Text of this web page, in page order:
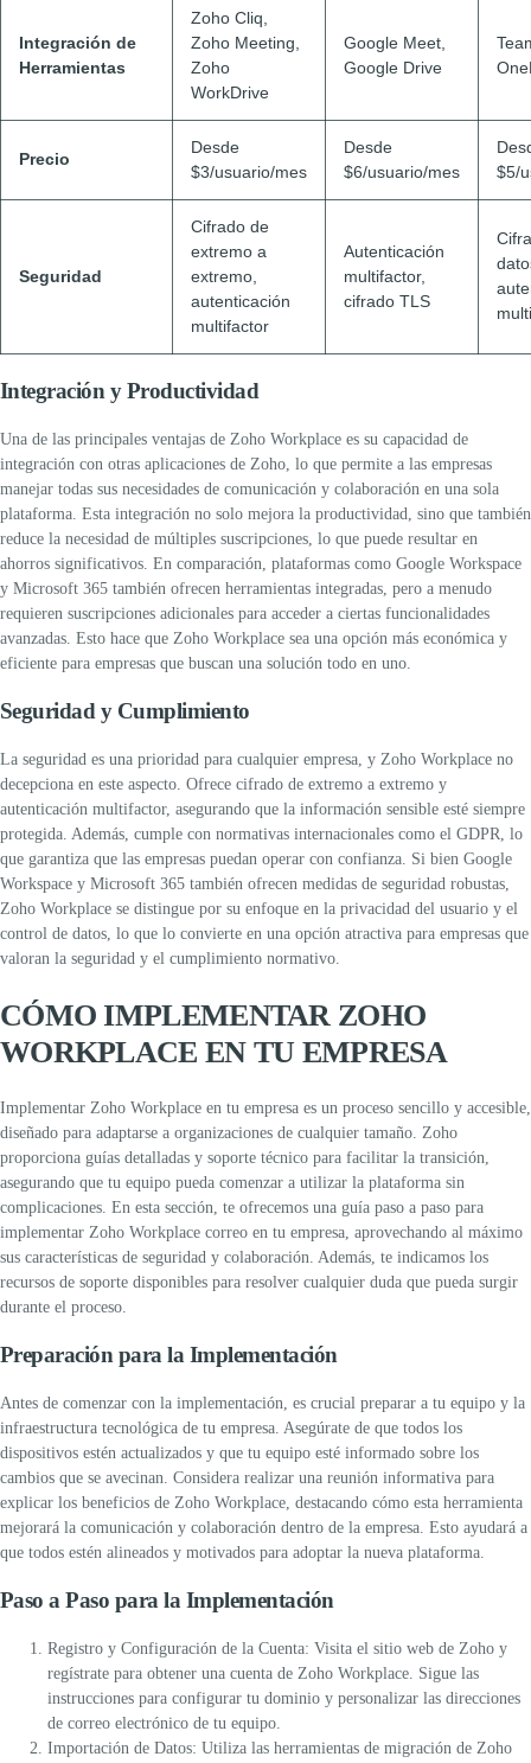
Integración de
Herramientas
Zoho Cliq,
Zoho Meeting,
Zoho
WorkDrive
Google Meet,
Google Drive
Precio
Desde
$3/usuario/mes
Desde
$6/usuario/mes
$5/
Seguridad
Cifrado de
extremo a
extremo,
autenticación
multifactor
Autenticación
multifactor,
cifrado TLS
Integración y Productividad
Una de las principales ventajas de Zoho Workplace es su capacidad de
integración con otras aplicaciones de Zoho, lo que permite a las empresas
manejar todas sus necesidades de comunicación y colaboración en una sola
plataforma. Esta integración no solo mejora la productividad, sino que también
reduce la necesidad de múltiples suscripciones, lo que puede resultar en
ahorros significativos. En comparación, plataformas como Google Workspace
y Microsoft 365 también ofrecen herramientas integradas, pero a menudo
requieren suscripciones adicionales para acceder a ciertas funcionalidades
avanzadas. Esto hace que Zoho Workplace sea una opción más económica y
eficiente para empresas que buscan una solución todo en uno.
Seguridad y Cumplimiento
La seguridad es una prioridad para cualquier empresa, y Zoho Workplace no
decepciona en este aspecto. Ofrece cifrado de extremo a extremo y
autenticación multifactor, asegurando que la información sensible esté siempre
protegida. Además, cumple con normativas internacionales como el GDPR, lo
que garantiza que las empresas puedan operar con confianza. Si bien Google
Workspace y Microsoft 365 también ofrecen medidas de seguridad robustas,
Zoho Workplace se distingue por su enfoque en la privacidad del usuario y el
control de datos, lo que lo convierte en una opción atractiva para empresas que
valoran la seguridad y el cumplimiento normativo.
CÓMO IMPLEMENTAR ZOHO
WORKPLACE EN TU EMPRESA
Implementar Zoho Workplace en tu empresa es un proceso sencillo y accesible,
diseñado para adaptarse a organizaciones de cualquier tamaño. Zoho
proporciona guías detalladas y soporte técnico para facilitar la transición,
asegurando que tu equipo pueda comenzar a utilizar la plataforma sin
complicaciones. En esta sección, te ofrecemos una guía paso a paso para
implementar Zoho Workplace correo en tu empresa, aprovechando al máximo
sus características de seguridad y colaboración. Además, te indicamos los
recursos de soporte disponibles para resolver cualquier duda que pueda surgir
durante el proceso.
Preparación para la Implementación
Antes de comenzar con la implementación, es crucial preparar a tu equipo y la
infraestructura tecnológica de tu empresa. Asegúrate de que todos los
dispositivos estén actualizados y que tu equipo esté informado sobre los
cambios que se avecinan. Considera realizar una reunión informativa para
explicar los beneficios de Zoho Workplace, destacando cómo esta herramienta
mejorará la comunicación y colaboración dentro de la empresa. Esto ayudará a
que todos estén alineados y motivados para adoptar la nueva plataforma.
Paso a Paso para la Implementación
Registro y Configuración de la Cuenta: Visita el sitio web de Zoho y
regístrate para obtener una cuenta de Zoho Workplace. Sigue las
instrucciones para configurar tu dominio y personalizar las direcciones
de correo electrónico de tu equipo.
Importación de Datos: Utiliza las herramientas de migración de Zoho